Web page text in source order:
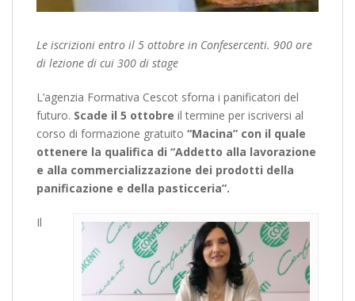
Le iscrizioni entro il 5 ottobre in Confesercenti. 900 ore
di lezione di cui 300 di stage
L’agenzia Formativa Cescot sforna i panificatori del
futuro. Scade il 5 ottobre il termine per iscriversi al
corso di formazione gratuito “Macina” con il quale
ottenere la qualifica di “Addetto alla lavorazione
e alla commercializzazione dei prodotti della
panificazione e della pasticceria”.
Il